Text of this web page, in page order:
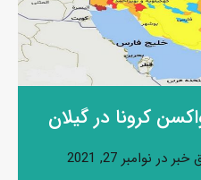
کرونا در گیلان
خبر در نوامبر 27, 2021